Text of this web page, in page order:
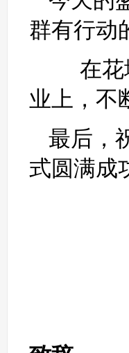
群有行动
在花
业上，不
最后，
式圆满成